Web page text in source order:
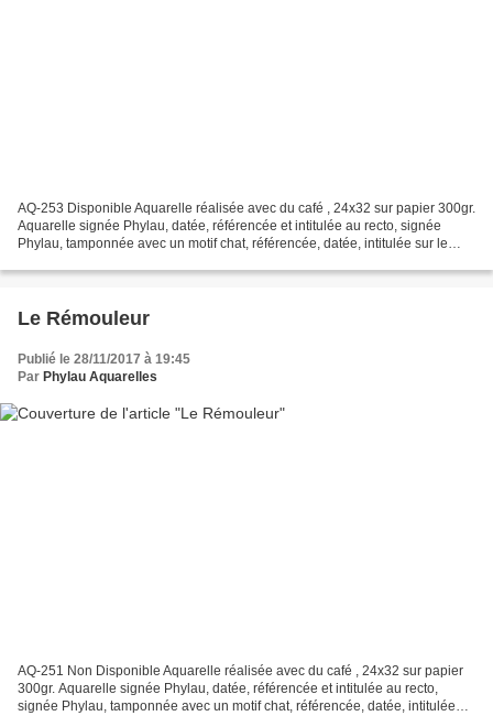
AQ-253 Disponible Aquarelle réalisée avec du café , 24x32 sur papier 300gr.
Aquarelle signée Phylau, datée, référencée et intitulée au recto, signée
Phylau, tamponnée avec un motif chat, référencée, datée, intitulée sur le
Le Rémouleur
Publié le 28/11/2017 à 19:45
Par Phylau Aquarelles
AQ-251 Non Disponible Aquarelle réalisée avec du café , 24x32 sur papier
300gr. Aquarelle signée Phylau, datée, référencée et intitulée au recto,
signée Phylau, tamponnée avec un motif chat, référencée, datée, intitulée